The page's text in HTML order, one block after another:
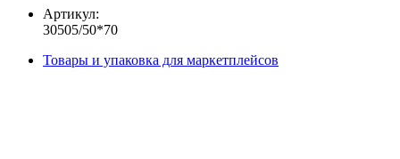
Артикул:
30505/50*70
Товары и упаковка для маркетплейсов